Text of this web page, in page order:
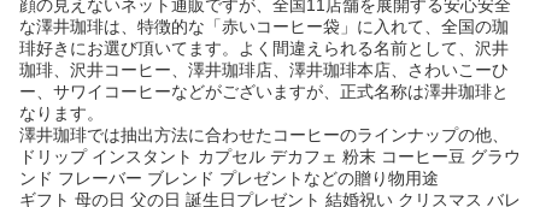
顔の見えないネット通販ですが、全国11店舗を展開する安心安全
な澤井珈琲は、特徴的な「赤いコーヒー袋」に入れて、全国の珈
琲好きにお選び頂いてます。よく間違えられる名前として、沢井
珈琲、沢井コーヒー、澤井珈琲店、澤井珈琲本店、さわいこーひ
ー、サワイコーヒーなどがございますが、正式名称は澤井珈琲と
なります。
澤井珈琲では抽出方法に合わせたコーヒーのラインナップの他、
ドリップ インスタント カプセル デカフェ 粉末 コーヒー豆 グラウ
ンド フレーバー ブレンド プレゼントなどの贈り物用途
ギフト 母の日 父の日 誕生日プレゼント 結婚祝い クリスマス バレ